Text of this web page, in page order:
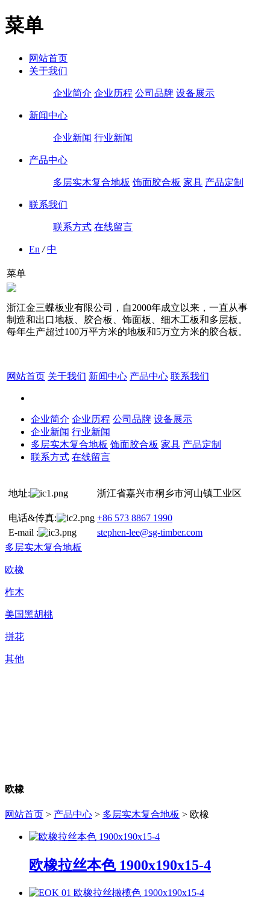
菜单
网站首页
关于我们
企业简介 企业历程 公司品牌 设备展示
新闻中心
企业新闻 行业新闻
产品中心
多层实木复合地板 饰面胶合板 家具 产品定制
联系我们
联系方式 在线留言
En /中
菜单
浙江金三蝶板业有限公司，自2000年成立以来，一直从事
制造和出口地板、胶合板、饰面板、细木工板和多层板。
每年生产超过100万平方米的地板和5万立方米的胶合板。
网站首页 关于我们 新闻中心 产品中心 联系我们
企业简介 企业历程 公司品牌 设备展示
企业新闻 行业新闻
多层实木复合地板 饰面胶合板 家具 产品定制
联系方式 在线留言
地址: 浙江省嘉兴市桐乡市河山镇工业区
电话&传真:
+86 573 8867 1990
E-mail :
stephen-lee@sg-timber.com
多层实木复合地板
欧橡
柞木
美国黑胡桃
拼花
其他
欧橡
网站首页 > 产品中心 > 多层实木复合地板 > 欧橡
欧橡拉丝本色 1900x190x15-4